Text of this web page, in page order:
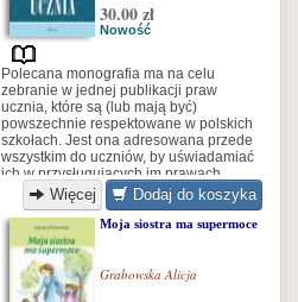
30.00 zł
Nowość
Polecana monografia ma na celu
zebranie w jednej publikacji praw
ucznia, które są (lub mają być)
powszechnie respektowane w polskich
szkołach. Jest ona adresowana przede
wszystkim do uczniów, by uświadamiać
ich w przysługujących im prawach.
Więcej Dodaj do koszyka
Moja siostra ma supermoce
Grabowska Alicja